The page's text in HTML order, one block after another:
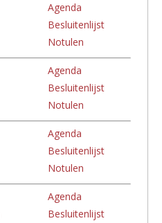
Agenda
Besluitenlijst
Notulen
Agenda
Besluitenlijst
Notulen
Agenda
Besluitenlijst
Notulen
Agenda
Besluitenlijst